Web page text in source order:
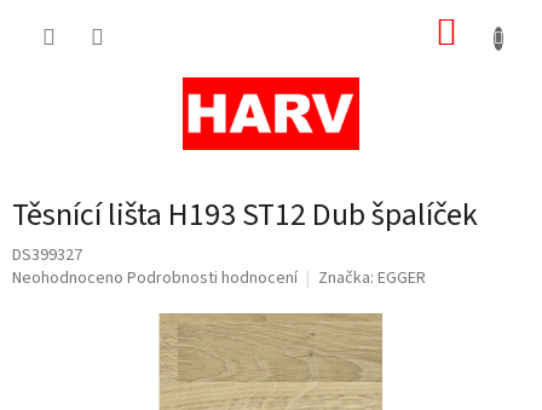
Těsnící lišta H193 ST12 Dub špalíček
DS399327
Průměrné
Neohodnoceno Podrobnosti hodnocení Značka: EGGER